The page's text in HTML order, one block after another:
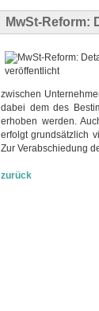
MwSt-Reform:
zwischen
dabei dem des
erhoben werden.
erfolgt grundsätzlich
Zur Verabschiedung
zurück